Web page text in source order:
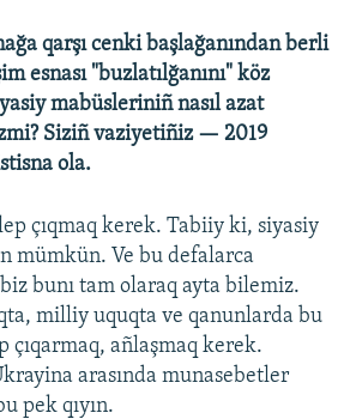
qarşı cenki başlağanından berli
esnası "buzlatılğanını" köz
mabüsleriniñ nasıl azat
Siziñ vaziyetiñiz — 2019
ola.
çıqmaq kerek. Tabiiy ki, siyasiy
mümkün. Ve bu defalarca
bunı tam olaraq ayta bilemiz.
milliy uquqta ve qanunlarda bu
çıqarmaq, añlaşmaq kerek.
arasında munasebetler
pek qıyın.